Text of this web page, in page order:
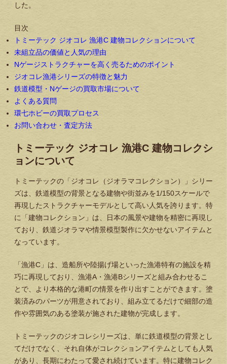
した。
目次
トミーテック ジオコレ 漁港C 建物コレクションについて
未組立品の価値と人気の理由
Nゲージストラクチャーを高く売るためのポイント
ジオコレ漁港シリーズの特徴と魅力
鉄道模型・Nゲージの買取市場について
よくある質問
環七ホビーの買取プロセス
お問い合わせ・査定方法
トミーテック ジオコレ 漁港C 建物コレクシ
ョンについて
トミーテックの「ジオコレ（ジオラマコレクション）」シリー
ズは、鉄道模型の背景となる建物や街並みを1/150スケールで
再現したストラクチャーモデルとして高い人気を誇ります。特
に「建物コレクション」は、日本の風景や建物を精密に再現し
ており、鉄道ジオラマや情景模型製作に欠かせないアイテムと
なっています。
「漁港C」は、造船所や陸揚げ場といった漁港特有の施設を精
巧に再現しており、漁港A・漁港Bシリーズと組み合わせるこ
とで、より本格的な港町の情景を作り出すことができます。塗
装済みのパーツが用意されており、組み立てるだけで細部の造
作や雰囲気のある塗装が施された建物が完成します。
トミーテックのジオコレシリーズは、単に鉄道模型の背景とし
てだけでなく、それ自体がコレクションアイテムとしても人気
があり、長期にわたって愛され続けています。特に建物コレク